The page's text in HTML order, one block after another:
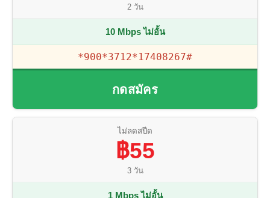
2 วัน
10 Mbps ไม่อั้น
*900*3712*17408267#
กดสมัคร
ไม่ลดสปีด
฿55
3 วัน
1 Mbps ไม่อั้น